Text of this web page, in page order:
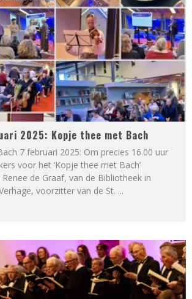
2025: Kopje thee met Bach
7 februari 2025: Om precies 16.00 uur
voor het ‘Kopje thee met Bach’
de Graaf, van de Bibliotheek in
voorzitter van de St. ...